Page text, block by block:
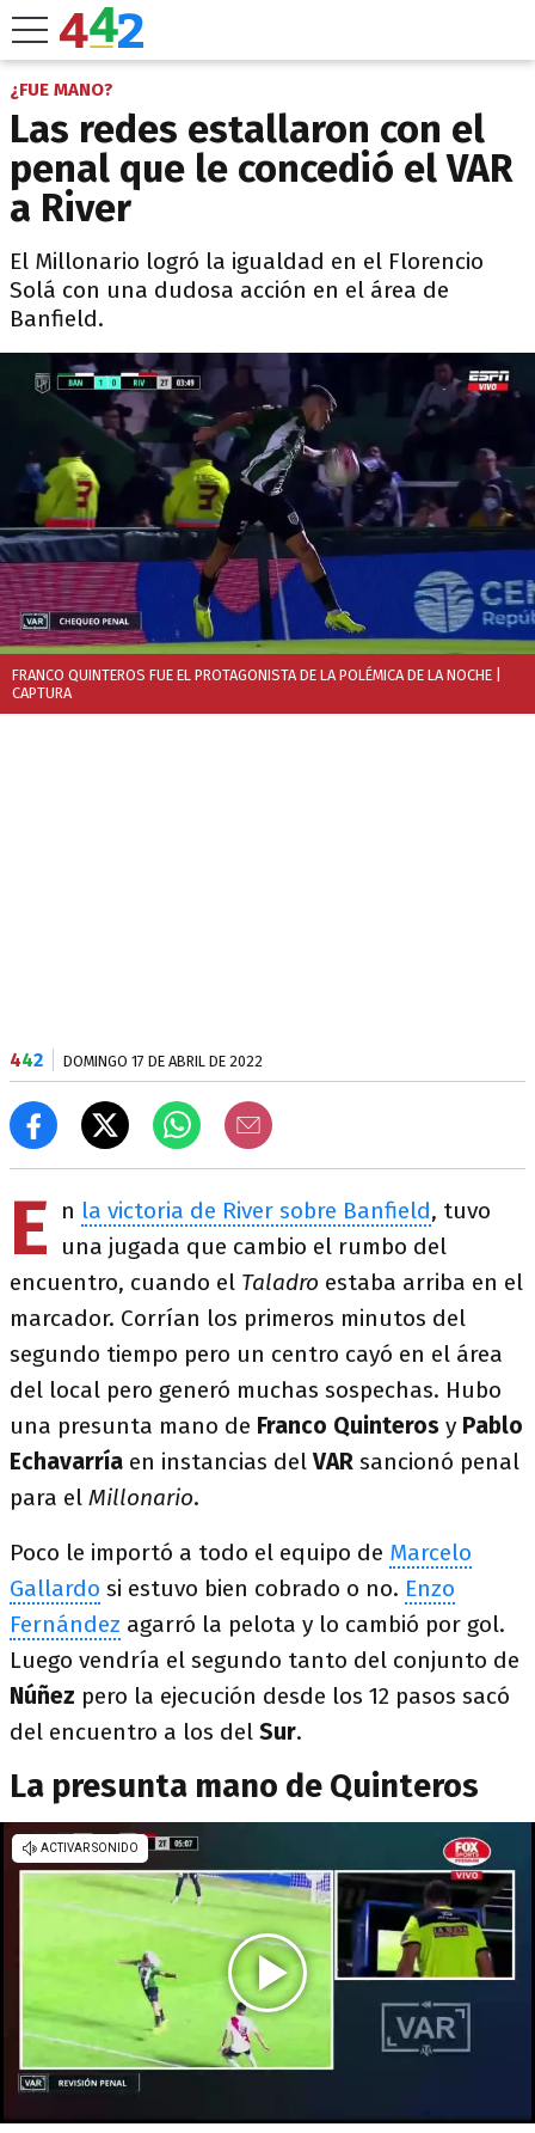
¿FUE MANO?
Las redes estallaron con el
penal que le concedió el VAR
a River
El Millonario logró la igualdad en el Florencio
Solá con una dudosa acción en el área de
Banfield.
FRANCO QUINTEROS FUE EL PROTAGONISTA DE LA POLÉMICA DE LA NOCHE
CAPTURA
442 DOMINGO 17 DE ABRIL DE 2022
E n la victoria de River sobre Banfield, tuvo
una jugada que cambio el rumbo del
encuentro, cuando el Taladro estaba arriba en el
marcador. Corrían los primeros minutos del
segundo tiempo pero un centro cayó en el área
del local pero generó muchas sospechas. Hubo
una presunta mano de Franco Quinteros y Pablo
Echavarría en instancias delVAR sancionó penal
para el Millonario.
Poco le importó a todo el equipo de Marcelo
Gallardo si estuvo bien cobrado o no. Enzo
Fernández agarró la pelota y lo cambió por gol.
Luego vendría el segundo tanto del conjunto de
Núñez pero la ejecución desde los 12 pasos sacó
del encuentro a los del Sur.
La presunta mano de Quinteros